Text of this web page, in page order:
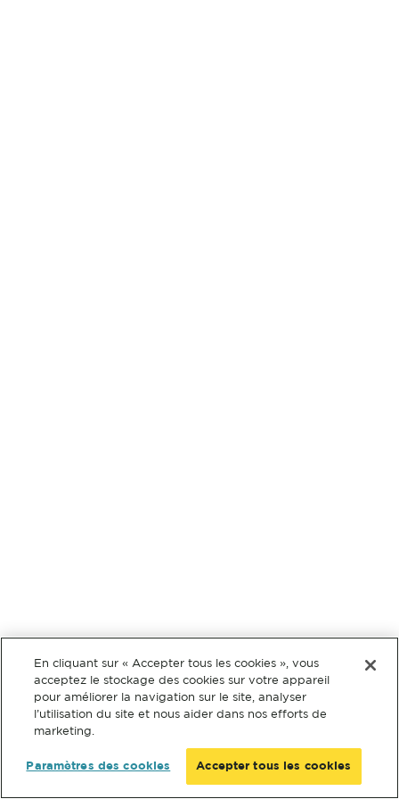
En cliquant sur « Accepter tous les cookies », vous
acceptez le stockage des cookies sur votre appareil
pour améliorer la navigation sur le site, analyser
l’utilisation du site et nous aider dans nos efforts de
marketing.
Paramètres des cookies Accepter tous les cookies